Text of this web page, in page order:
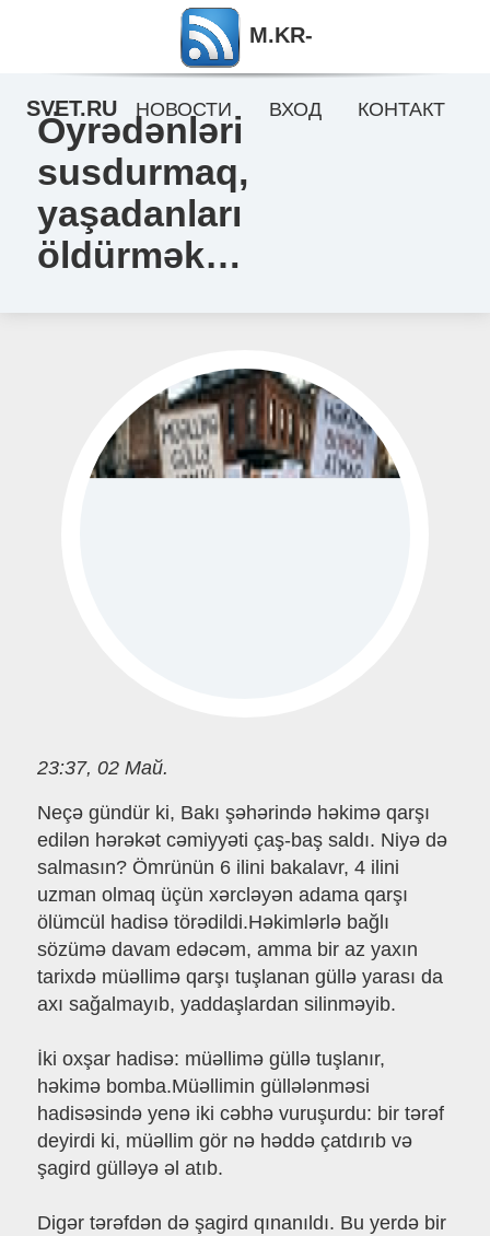
Öyrədənləri
susdurmaq,
yaşadanları
öldürmək…
23:37, 02 Май.
Neçə gündür ki, Bakı şəhərində həkimə qarşı
edilən hərəkət cəmiyyəti çaş-baş saldı. Niyə də
salmasın? Ömrünün 6 ilini bakalavr, 4 ilini
uzman olmaq üçün xərcləyən adama qarşı
ölümcül hadisə törədildi.Həkimlərlə bağlı
sözümə davam edəcəm, amma bir az yaxın
tarixdə müəllimə qarşı tuşlanan güllə yarası da
axı sağalmayıb, yaddaşlardan silinməyib.
İki oxşar hadisə: müəllimə güllə tuşlanır,
həkimə bomba.Müəllimin güllələnməsi
hadisəsində yenə iki cəbhə vuruşurdu: bir tərəf
deyirdi ki, müəllim gör nə həddə çatdırıb və
şagird gülləyə əl atıb.
Digər tərəfdən də şagird qınanıldı. Bu yerdə bir
M.KR-
SVET.RU НОВОСТИ ВХОД КОНТАКТ